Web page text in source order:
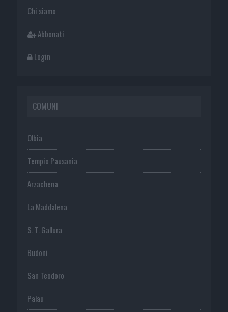
Chi siamo
Abbonati
Login
COMUNI
Olbia
Tempio Pausania
Arzachena
La Maddalena
S. T. Gallura
Budoni
San Teodoro
Palau